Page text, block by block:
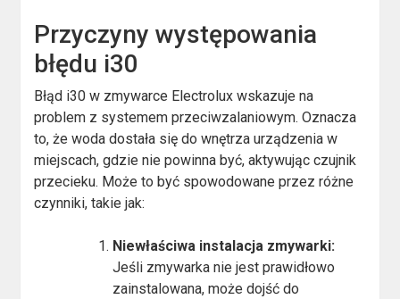
Przyczyny występowania
błędu i30
Błąd i30 w zmywarce Electrolux wskazuje na
problem z systemem przeciwzalaniowym. Oznacza
to, że woda dostała się do wnętrza urządzenia w
miejscach, gdzie nie powinna być, aktywując czujnik
przecieku. Może to być spowodowane przez różne
czynniki, takie jak:
Niewłaściwa instalacja zmywarki:
Jeśli zmywarka nie jest prawidłowo
zainstalowana, może dojść do